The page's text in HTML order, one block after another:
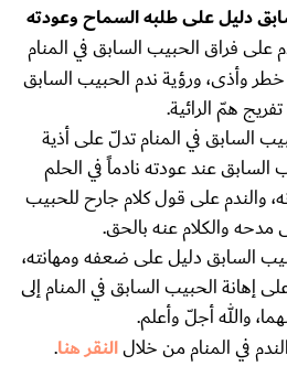
دليل على طلبه السماح وعودته
على فراق الحبيب السابق في المنام
وأذى، ورؤية ندم الحبيب السابق
همّ الرائية.
السابق في المنام تدلّ على أذية
السابق عند عودته نادماً في الحلم
والندم على قول كلام جارح للحبيب
مدحه والكلام عنه بالحق.
السابق دليل على ضعفه ومهانته،
إهانة الحبيب السابق في المنام إلى
والله أجلّ وأعلم.
في المنام من خلالالنقر هنا.